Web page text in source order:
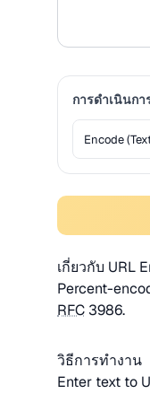
การดำเนินกา
เกี่ยวกับ URL
Percent-
RFC 3986.
วิธีการทำงาน
Enter text to